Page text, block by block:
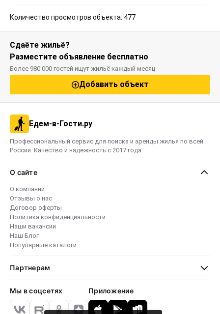
Количество просмотров объекта: 477
Сдаёте жильё?
Разместите объявление бесплатно
Более 980 000 гостей ищут жильё каждый месяц
Добавить объект
Едем-в-Гости.ру
Профессиональный сервис для поиска и аренды жилья по всей
России. Качество и надежность с 2017 года.
О сайте
О компании
Отзывы о нас
Договор оферты
Политика конфиденциальности
Наши вакансии
Наш Блог
Популярные каталоги
Партнерам
Мы в соцсетях Приложение